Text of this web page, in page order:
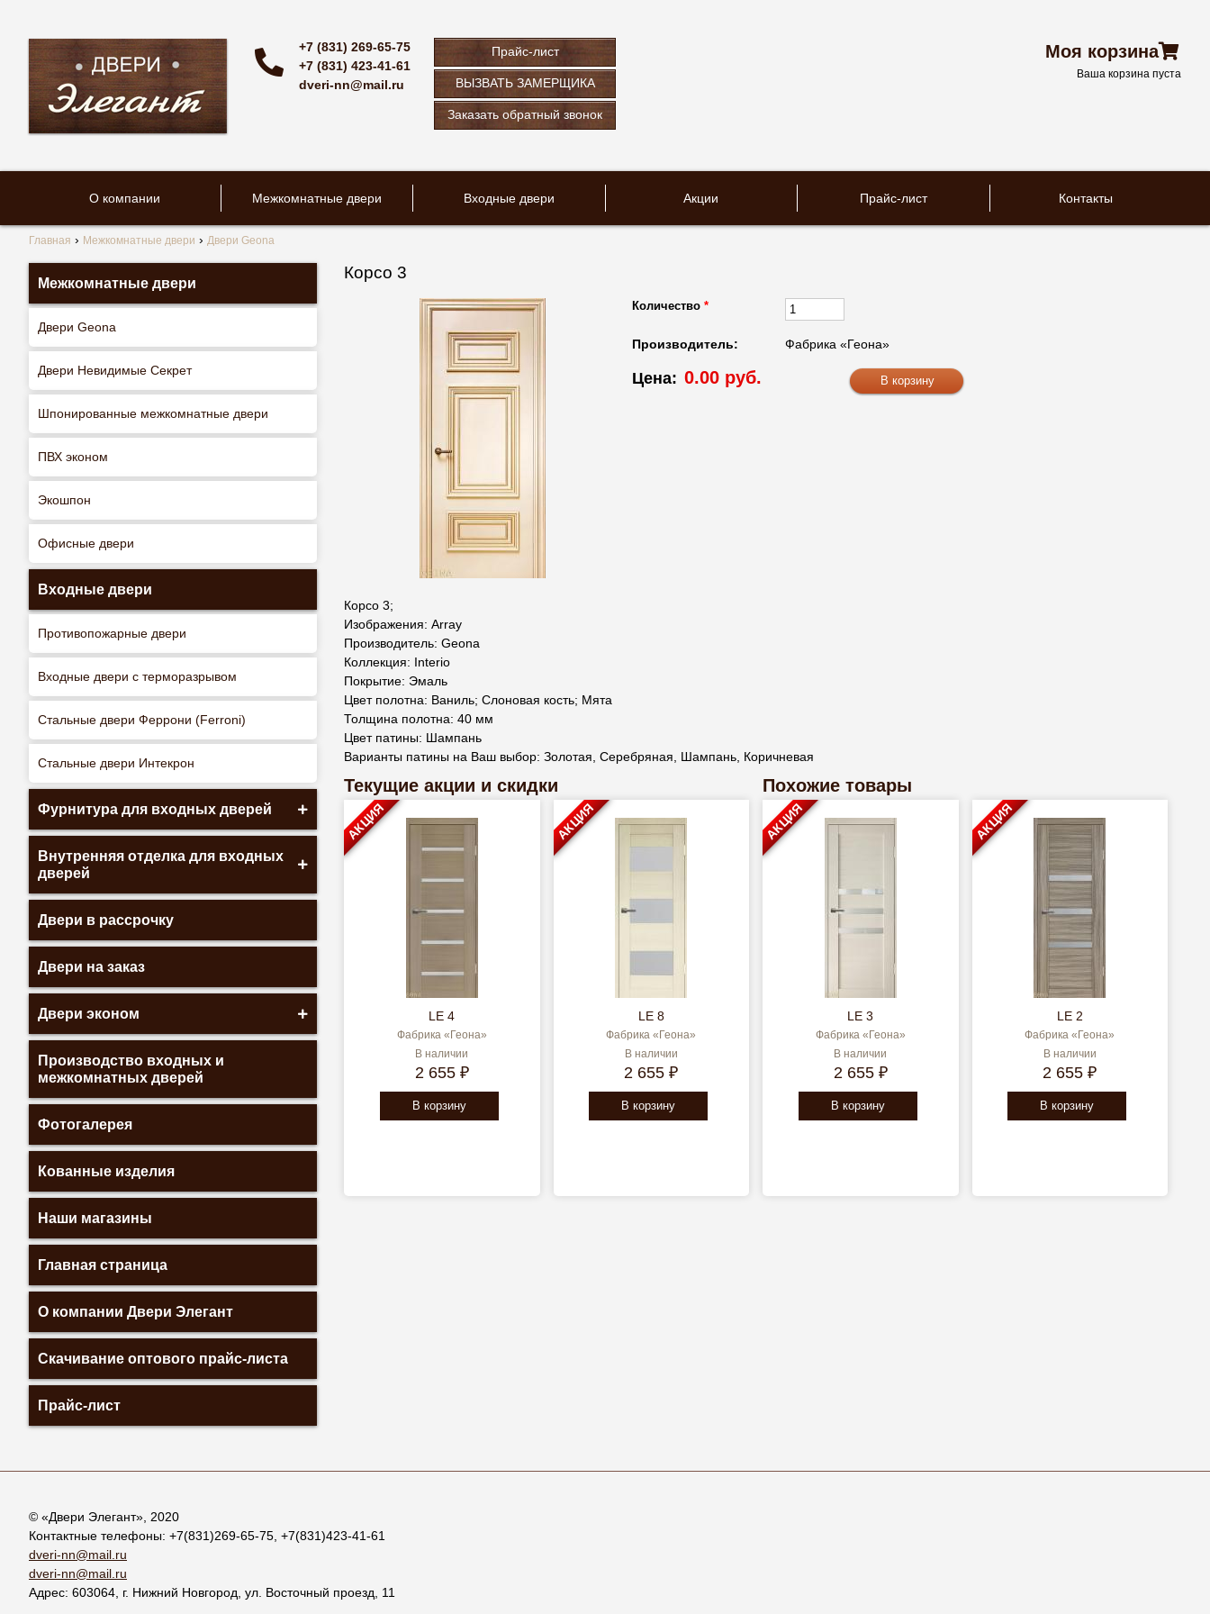
+7 (831) 269-65-75
+7 (831) 423-41-61
dveri-nn@mail.ru
Прайс-лист
ВЫЗВАТЬ ЗАМЕРЩИКА
Заказать обратный звонок
Моя корзина
Ваша корзина пуста
О компании Межкомнатные двери Входные двери Акции Прайс-лист Контакты
Главная Межкомнатные двери Двери Geona
Межкомнатные двери
Двери Geona
Двери Невидимые Секрет
Шпонированные межкомнатные двери
ПВХ эконом
Экошпон
Офисные двери
Входные двери
Противопожарные двери
Входные двери с терморазрывом
Стальные двери Феррони (Ferroni)
Стальные двери Интекрон
Фурнитура для входных дверей
Внутренняя отделка для входных
дверей
Двери в рассрочку
Двери на заказ
Двери эконом
Производство входных и
межкомнатных дверей
Фотогалерея
Кованные изделия
Наши магазины
Главная страница
О компании Двери Элегант
Скачивание оптового прайс-листа
Прайс-лист
Корсо 3
Количество *
Производитель: Фабрика «Геона»
Цена: 0.00 руб.
Корсо 3;
Изображения: Array
Производитель: Geona
Коллекция: Interio
Покрытие: Эмаль
Цвет полотна: Ваниль; Слоновая кость; Мята
Толщина полотна: 40 мм
Цвет патины: Шампань
Варианты патины на Ваш выбор: Золотая, Серебряная, Шампань, Коричневая
Текущие акции и скидки
LE 4
Фабрика «Геона»
В наличии
2 655 ₽
В корзину
АКЦИЯ
LE 8
Фабрика «Геона»
В наличии
2 655 ₽
В корзину
АКЦИЯ
Похожие товары
LE 3
Фабрика «Геона»
В наличии
2 655 ₽
В корзину
АКЦИЯ
LE 2
Фабрика «Геона»
В наличии
2 655 ₽
В корзину
АКЦИЯ
© «Двери Элегант», 2020
Контактные телефоны: +7(831)269-65-75 +7(831)423-41-61
dveri-nn@mail.ru
dveri-nn@mail.ru
Адрес: 603064 , г. Нижний Новгород ул. Восточный проезд, 11